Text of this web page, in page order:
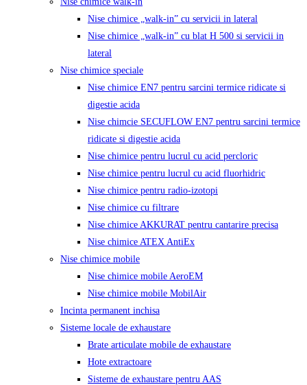
Nise chimice „walk-in” cu servicii in lateral
Nise chimice „walk-in” cu blat H 500 si servicii in
lateral
Nise chimice speciale
Nise chimice EN7 pentru sarcini termice ridicate si
digestie acida
Nise chimcie SECUFLOW EN7 pentru sarcini termice
ridicate si digestie acida
Nise chimice pentru lucrul cu acid percloric
Nise chimice pentru lucrul cu acid fluorhidric
Nise chimice pentru radio-izotopi
Nise chimice cu filtrare
Nise chimice AKKURAT pentru cantarire precisa
Nise chimice ATEX AntiEx
Nise chimice mobile
Nise chimice mobile AeroEM
Nise chimice mobile MobilAir
Incinta permanent inchisa
Sisteme locale de exhaustare
Brate articulate mobile de exhaustare
Hote extractoare
Sisteme de exhaustare pentru AAS